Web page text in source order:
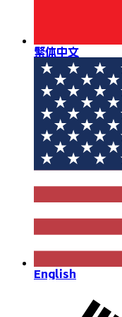
繁体中文
English